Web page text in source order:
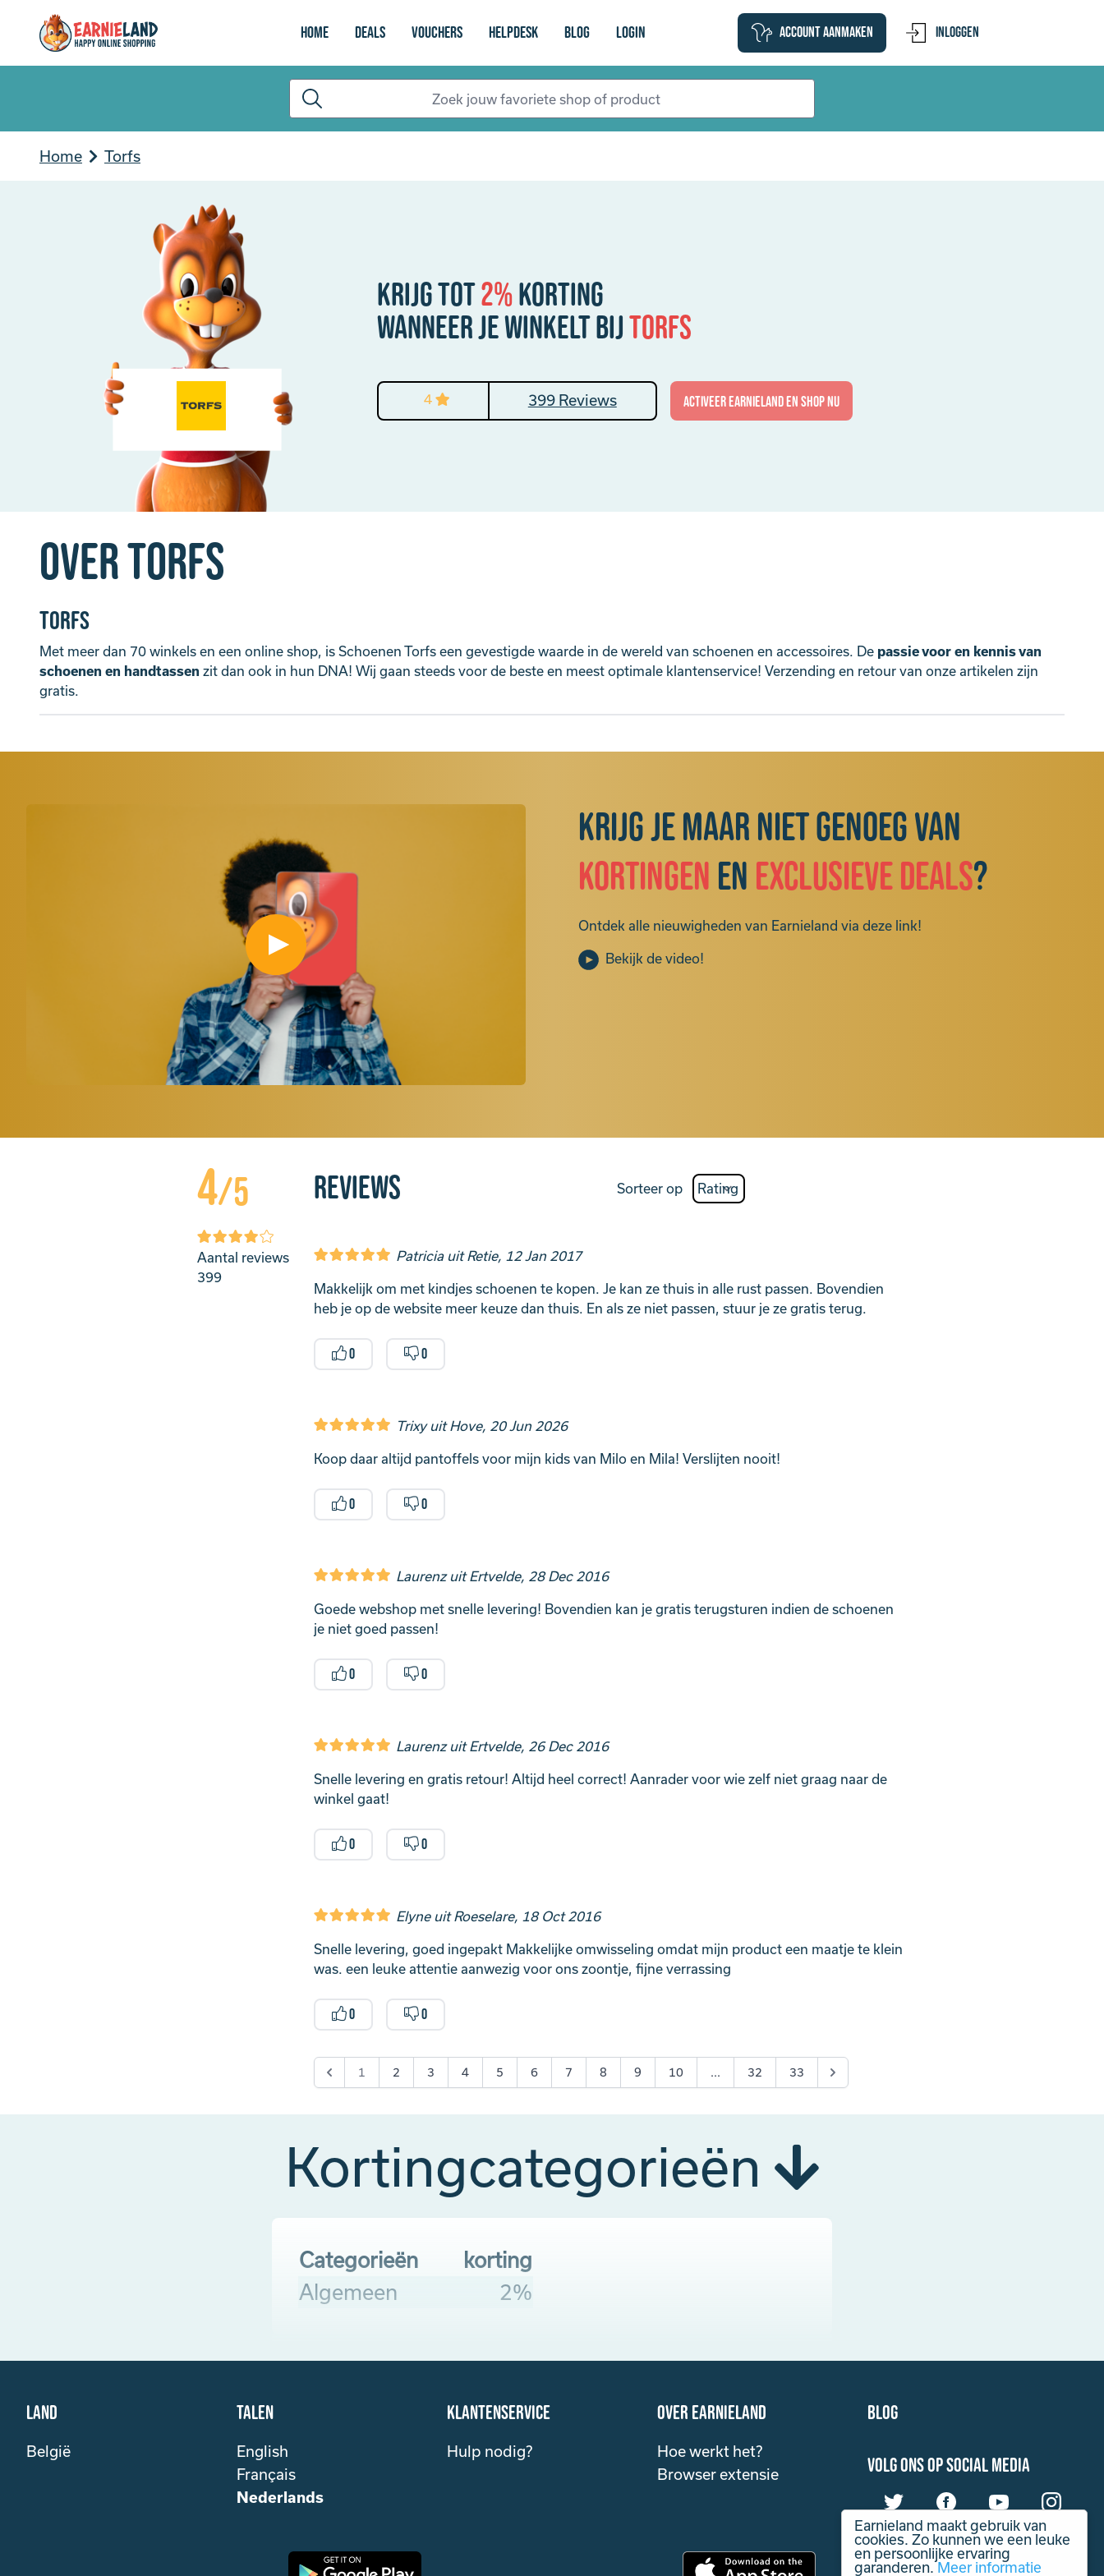
Earnieland maakt gebruik van
cookies. Zo kunnen we een leuke
en persoonlijke ervaring
garanderen.Meer informatie
Home Deals vouchers Helpdesk Blog login Account aanmaken Inloggen
Home Torfs
Krijg tot2%korting
Wanneer je winkelt bijTorfs
4 399 Reviews activeer Earnieland en shop nu
Over Torfs
Torfs
Met meer dan 70 winkels en een online shop, is Schoenen Torfs een gevestigde waarde in de wereld van schoenen en accessoires. De passie voor en kennis van
schoenen en handtassen zit dan ook in hun DNA! Wij gaan steeds voor de beste en meest optimale klantenservice! Verzending en retour van onze artikelen zijn
gratis.
Krijg je maar niet genoeg van
kortingen en exclusieve deals?
Ontdek alle nieuwigheden van Earnieland via deze link!
Bekijk de video!
4/5
Aantal reviews
399
Reviews Sorteer op
Patricia uit Retie, 12 Jan 2017
Makkelijk om met kindjes schoenen te kopen. Je kan ze thuis in alle rust passen. Bovendien
heb je op de website meer keuze dan thuis. En als ze niet passen, stuur je ze gratis terug.
0 0
Trixy uit Hove, 20 Jun 2026
Koop daar altijd pantoffels voor mijn kids van Milo en Mila! Verslijten nooit!
0 0
Laurenz uit Ertvelde, 28 Dec 2016
Goede webshop met snelle levering! Bovendien kan je gratis terugsturen indien de schoenen
je niet goed passen!
0 0
Laurenz uit Ertvelde, 26 Dec 2016
Snelle levering en gratis retour! Altijd heel correct! Aanrader voor wie zelf niet graag naar de
winkel gaat!
0 0
Elyne uit Roeselare, 18 Oct 2016
Snelle levering, goed ingepakt Makkelijke omwisseling omdat mijn product een maatje te klein
was. een leuke attentie aanwezig voor ons zoontje, fijne verrassing
0 0
1 2 3 4 5 6 7 8 9 10 ... 32 33
Kortingcategorieën
Categorieën
korting
Algemeen
2%
Land
België
Talen
English
Français
Nederlands
klantenservice
Hulp nodig?
over Earnieland
Hoe werkt het?
Browser extensie
Blog
volg ons op social media